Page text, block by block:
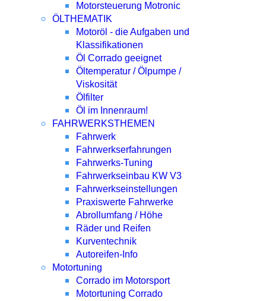
Motorsteuerung Motronic
ÖLTHEMATIK
Motoröl - die Aufgaben und
Klassifikationen
Öl Corrado geeignet
Öltemperatur / Ölpumpe /
Viskosität
Ölfilter
Öl im Innenraum!
FAHRWERKSTHEMEN
Fahrwerk
Fahrwerkserfahrungen
Fahrwerks-Tuning
Fahrwerkseinbau KW V3
Fahrwerkseinstellungen
Praxiswerte Fahrwerke
Abrollumfang / Höhe
Räder und Reifen
Kurventechnik
Autoreifen-Info
Motortuning
Corrado im Motorsport
Motortuning Corrado